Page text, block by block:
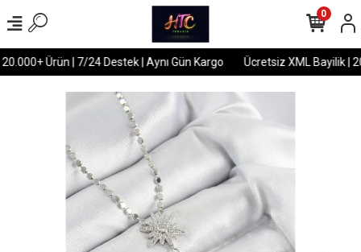
Ürün | 7/24 Destek | Aynı Gün Kargo Ücretsiz XML Bayilik |
0